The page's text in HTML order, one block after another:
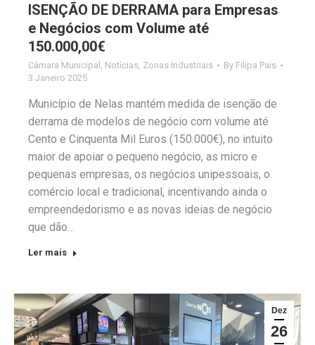
ISENÇÃO DE DERRAMA para Empresas
e Negócios com Volume até
150.000,00€
Câmara Municipal Notícias Zonas Industriais By Filipa Pais
3 Janeiro 2025
Município de Nelas mantém medida de isenção de
derrama de modelos de negócio com volume até
Cento e Cinquenta Mil Euros (150.000€), no intuito
maior de apoiar o pequeno negócio, as micro e
pequenas empresas, os negócios unipessoais, o
comércio local e tradicional, incentivando ainda o
empreendedorismo e as novas ideias de negócio
que dão…
Ler mais
Dez
26